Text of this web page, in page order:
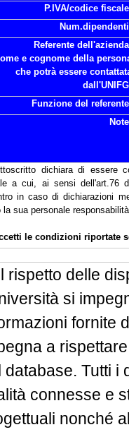
P.IVA/codice
Referente
e cognome della
che potrà essere
Funzione del
dichiara di essere
a cui, ai sensi dell'art.76
in caso di dichiarazioni
la sua personale
rispetto delle
si
fornite
a
database. Tutti i
connesse e
nonché